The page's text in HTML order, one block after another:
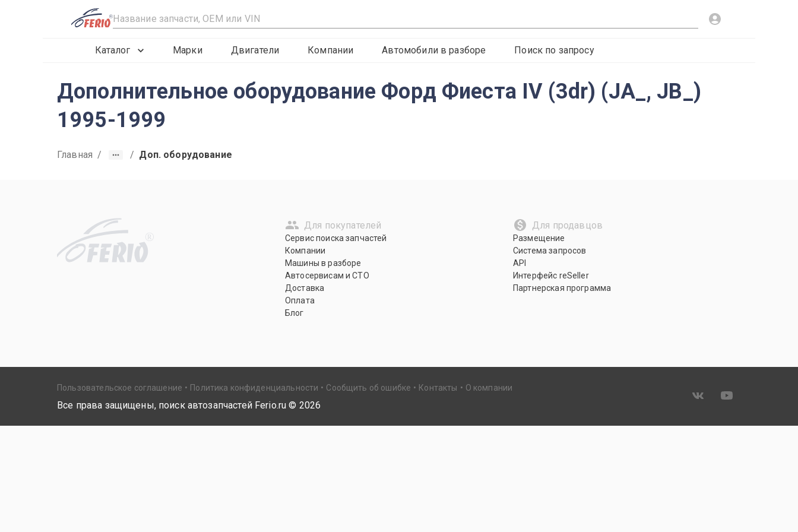
R
Каталог Марки Двигатели Компании Автомобили в разборе Поиск по запросу
Дополнительное оборудование Форд Фиеста IV (3dr) (JA_, JB_)
1995-1999
Главная / / Доп. оборудование
R
Для покупателей
Сервис поиска запчастей
Компании
Машины в разборе
Автосервисам и СТО
Доставка
Оплата
Блог
Для продавцов
Размещение
Система запросов
API
Интерфейс reSeller
Партнерская программа
Пользовательское соглашение Политика конфиденциальности Сообщить об ошибке Контакты О компании
Все права защищены, поиск автозапчастей Ferio.ru © 2026